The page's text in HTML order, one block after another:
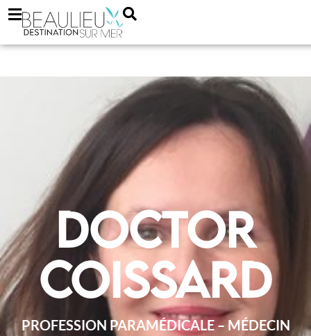
Doctor
Coissard
PROFESSION PARAMÉDICALE – MÉDECIN